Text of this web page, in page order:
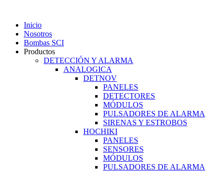
contenido
Inicio
Nosotros
Bombas SCI
Productos
DETECCIÓN Y ALARMA
ANALOGICA
DETNOV
PANELES
DETECTORES
MÓDULOS
PULSADORES DE ALARMA
SIRENAS Y ESTROBOS
HOCHIKI
PANELES
SENSORES
MÓDULOS
PULSADORES DE ALARMA